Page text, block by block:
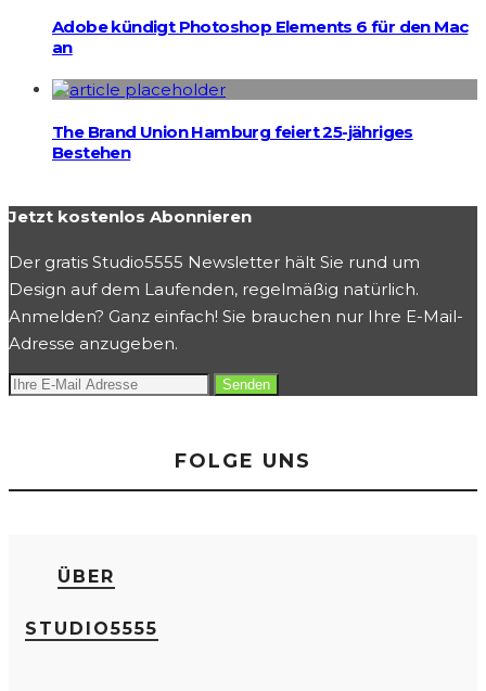
Adobe kündigt Photoshop Elements 6 für den Mac
an
The Brand Union Hamburg feiert 25-jähriges
Bestehen
Jetzt kostenlos Abonnieren
Der gratis Studio5555 Newsletter hält Sie rund um
Design auf dem Laufenden, regelmäßig natürlich.
Anmelden? Ganz einfach! Sie brauchen nur Ihre E-Mail-
Adresse anzugeben.
FOLGE UNS
ÜBER
STUDIO5555